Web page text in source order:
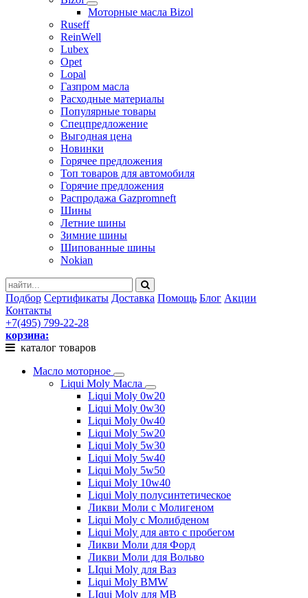
Моторные масла Bizol
Ruseff
ReinWell
Lubex
Opet
Lopal
Газпром масла
Расходные материалы
Популярные товары
Спецпредложение
Выгодная цена
Новинки
Горячее предложения
Топ товаров для автомобиля
Горячие предложения
Распродажа Gazpromneft
Шины
Летние шины
Зимние шины
Шипованные шины
Nokian
Подбор Сертификаты Доставка Помощь Блог Акции
Контакты
+7(495) 799-22-28
корзина:
каталог товаров
Масло моторное
Liqui Moly Масла
Liqui Moly 0w20
Liqui Moly 0w30
Liqui Moly 0w40
Liqui Moly 5w20
Liqui Moly 5w30
Liqui Moly 5w40
Liqui Moly 5w50
Liqui Moly 10w40
Liqui Moly полусинтетическое
Ликви Моли с Молигеном
Liqui Moly с Молибденом
Liqui Moly для авто с пробегом
Ликви Моли для Форд
Ликви Моли для Вольво
LIqui Moly для Ваз
Liqui Moly BMW
LIqui Moly для MB